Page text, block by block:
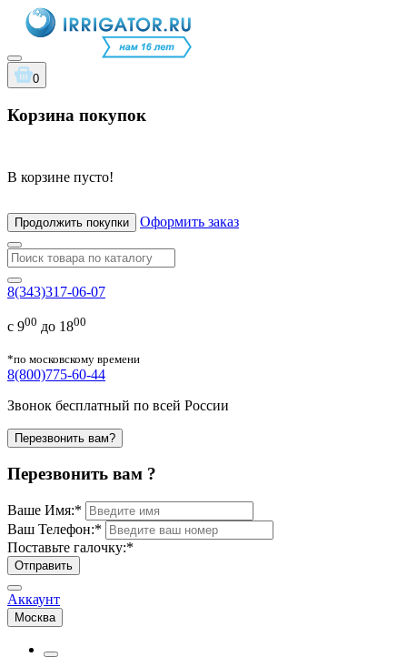
0
Корзина покупок
В корзине пусто!
Продолжить покупки Оформить заказ
8(343)317-06-07
с 900 до 1800
*по московскому времени
8(800)775-60-44
Звонок бесплатный по всей России
Перезвонить вам?
Перезвонить вам ?
Ваше Имя:*
Ваш Телефон:*
Поставьте галочку:*
Отправить
Аккаунт
Москва